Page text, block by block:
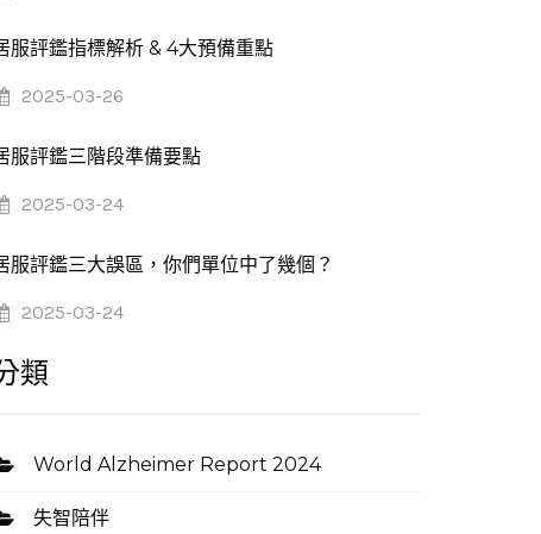
服評鑑指標解析 & 4大預備重點
2025-03-26
服評鑑三階段準備要點
2025-03-24
服評鑑三大誤區，你們單位中了幾個？
2025-03-24
類
World Alzheimer Report 2024
失智陪伴